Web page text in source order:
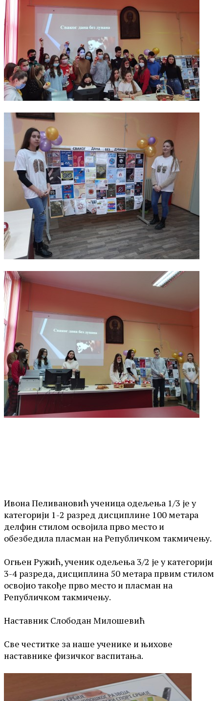
Ивона Пеливановић ученица одељења 1/3 је у
категорији 1-2 разред дисциплине 100 метара
делфин стилом освојила прво место и
обезбедила пласман на Републичком такмичењу.
Огњен Ружић, ученик одељења 3/2 је у категорији
3-4 разреда, дисциплина 50 метара првим стилом
освојио такође прво место и пласман на
Републичком такмичењу.
Наставник Слободан Милошевић
Све честитке за наше ученике и њихове
наставнике физичког васпитања.